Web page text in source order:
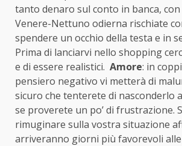
tanto denaro sul conto in banca,
Venere-Nettuno odierna rischiate
spendere un occhio della testa e in
Prima di lanciarvi nello shopping
e di essere realistici. Amore: in
pensiero negativo vi metterà di
sicuro che tenterete di nasconderlo
se proverete un po’ di frustrazione.
rimuginare sulla vostra situazione
arriveranno giorni più favorevoli alle